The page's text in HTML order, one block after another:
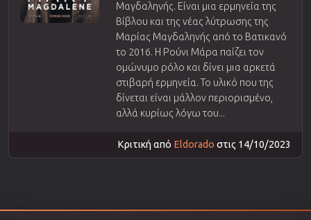
Μαγδαληνής. Είναι μια ερμηνεία της
Βίβλου και της νέας λύτρωσης της
Μαρίας Μαγδαληνής από το Βατικανό
το 2016. Η Ρούνι Μάρα παίζει τον
ομώνυμο ρόλο και δίνει μια αρκετά
στιβαρή ερμηνεία. Το υλικό που της
δίνεται είναι μάλλον περιορισμένο,
αλλά κυρίως λόγω του...
Κριτική από Eldorado στις 14/10/2023